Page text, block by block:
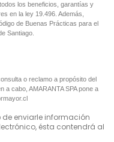
los beneficios, garantías y
en la ley 19.496. Además,
de Buenas Prácticas para el
Santiago.
o reclamo a propósito del
a cabo, AMARANTA SPA pone a
de enviarle información
ésta contendrá al